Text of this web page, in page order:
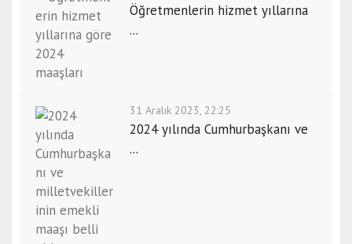
Öğretmenlerin hizmet yıllarına
...
31 Aralık 2023, 22:25
2024 yılında Cumhurbaşkanı ve
...